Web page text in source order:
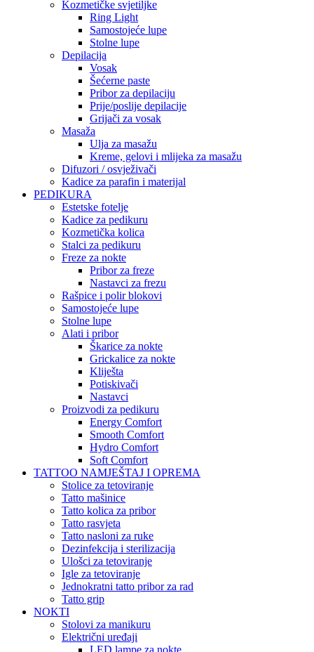
Kozmetičke svjetiljke
Ring Light
Samostojeće lupe
Stolne lupe
Depilacija
Vosak
Šećerne paste
Pribor za depilaciju
Prije/poslije depilacije
Grijači za vosak
Masaža
Ulja za masažu
Kreme, gelovi i mlijeka za masažu
Difuzori / osvježivači
Kadice za parafin i materijal
PEDIKURA
Estetske fotelje
Kadice za pedikuru
Kozmetička kolica
Stalci za pedikuru
Freze za nokte
Pribor za freze
Nastavci za frezu
Rašpice i polir blokovi
Samostojeće lupe
Stolne lupe
Alati i pribor
Škarice za nokte
Grickalice za nokte
Kliješta
Potiskivači
Nastavci
Proizvodi za pedikuru
Energy Comfort
Smooth Comfort
Hydro Comfort
Soft Comfort
TATTOO NAMJEŠTAJ I OPREMA
Stolice za tetoviranje
Tatto mašinice
Tatto kolica za pribor
Tatto rasvjeta
Tatto nasloni za ruke
Dezinfekcija i sterilizacija
Ulošci za tetoviranje
Igle za tetoviranje
Jednokratni tatto pribor za rad
Tatto grip
NOKTI
Stolovi za manikuru
Električni uređaji
LED lampe za nokte